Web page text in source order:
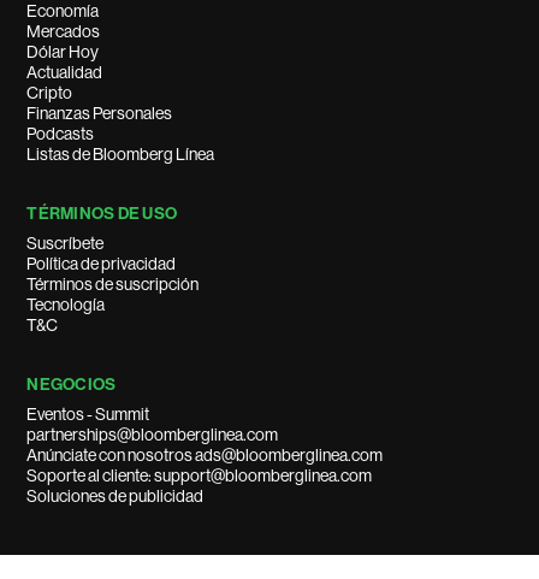
Economía
Mercados
Dólar Hoy
Actualidad
Cripto
Finanzas Personales
Podcasts
Listas de Bloomberg Línea
TÉRMINOS DE USO
Suscríbete
Política de privacidad
Términos de suscripción
Tecnología
T&C
NEGOCIOS
Eventos - Summit
partnerships@bloomberglinea.com
Anúnciate con nosotros ads@bloomberglinea.com
Soporte al cliente: support@bloomberglinea.com
Soluciones de publicidad